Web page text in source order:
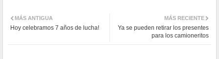
MÁS RECIENTE
Ya se pueden retirar los presentes
para los camioneritos
MÁS ANTIGUA
Hoy celebramos 7 años de lucha!